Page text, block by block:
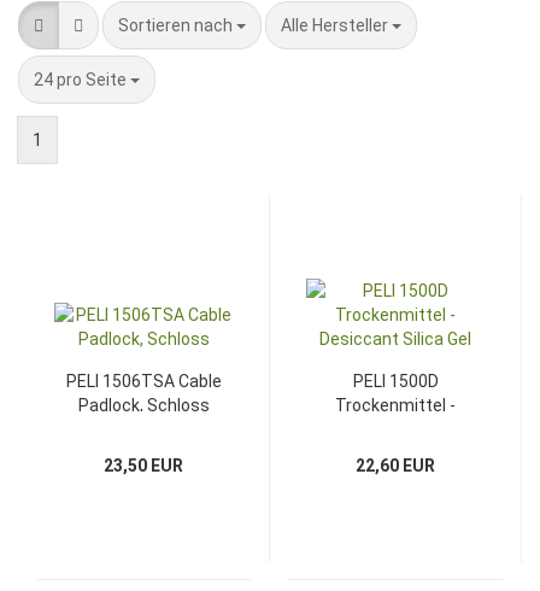
Sortieren nach
Sortieren nach Alle Hersteller
pro Seite
24 pro Seite
pro Seite
1
PELI 1506TSA Cable
Padlock, Schloss
23,50 EUR
PELI 1500D
Trockenmittel -
22,60 EUR